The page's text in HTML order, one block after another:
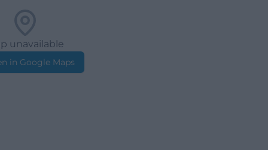
unavailable
in Google Maps